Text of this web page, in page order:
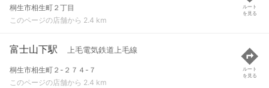
桐生市相生町２丁目
このページの店舗から 2.4 km
ルート
を見る
富士山下駅 上毛電気鉄道上毛線
桐生市相生町２-２７４-７
このページの店舗から 2.4 km
ルート
を見る